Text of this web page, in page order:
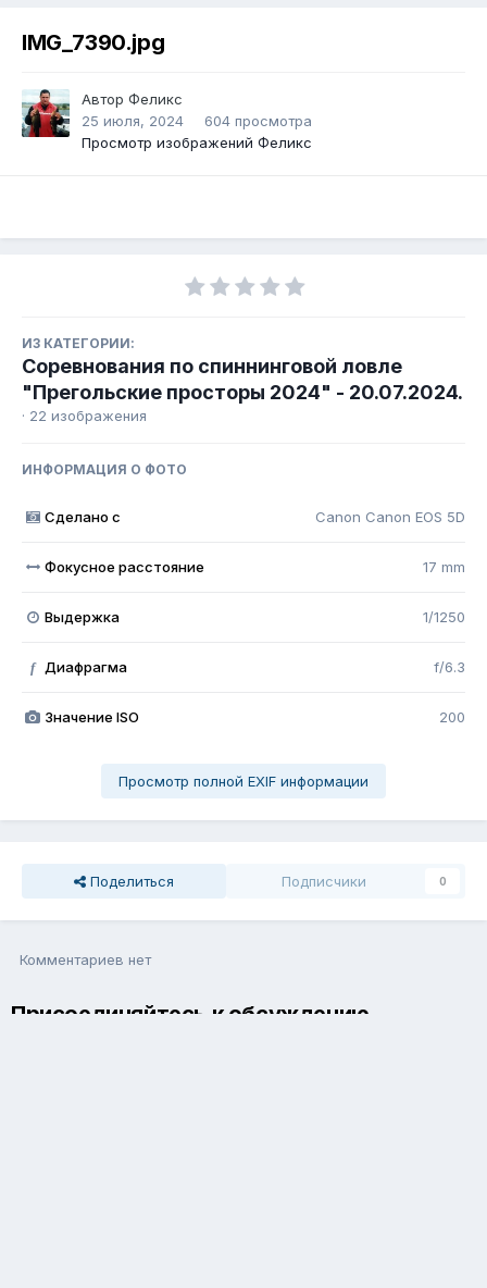
IMG_7390.jpg
Автор Феликс
25 июля, 2024
604 просмотра
Просмотр изображений Феликс
ИЗ КАТЕГОРИИ:
Соревнования по спиннинговой ловле
"Прегольские просторы 2024" - 20.07.2024.
· 22 изображения
ИНФОРМАЦИЯ О ФОТО
Сделано с Canon Canon EOS 5D
Фокусное расстояние 17 mm
Выдержка 1/1250
f Диафрагма f/6.3
Значение ISO 200
Просмотр полной EXIF информации
Поделиться Подписчики 0
Комментариев нет
Присоединяйтесь к обсуждению